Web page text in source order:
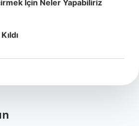
Için Neler Yapabiliriz